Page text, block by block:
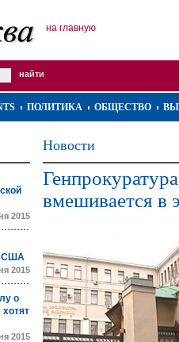
на главную
ПОЛИТИКА ОБЩЕСТВО
2015
США
2015
о
2015
Новости
вмешивается в